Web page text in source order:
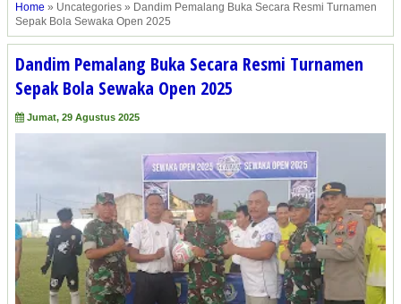
Home » Uncategories » Dandim Pemalang Buka Secara Resmi Turnamen
Sepak Bola Sewaka Open 2025
Dandim Pemalang Buka Secara Resmi Turnamen
Sepak Bola Sewaka Open 2025
Jumat, 29 Agustus 2025